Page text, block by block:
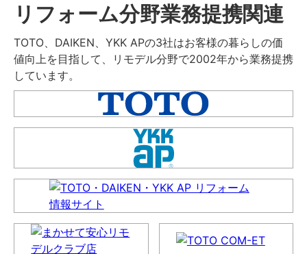
リフォーム分野業務提携関連
TOTO、DAIKEN、YKK APの3社はお客様の暮らしの価
値向上を目指して、リモデル分野で2002年から業務提携
しています。